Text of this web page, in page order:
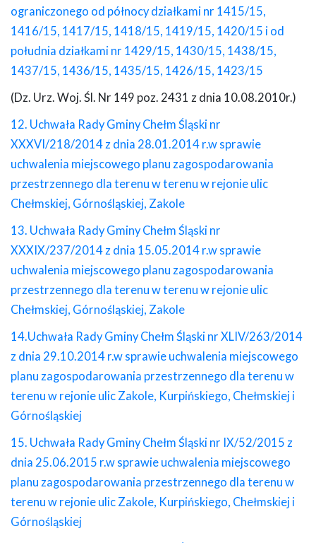
ograniczonego od północy działkami nr 1415/15,
1416/15, 1417/15, 1418/15, 1419/15, 1420/15 i od
południa działkami nr 1429/15, 1430/15, 1438/15,
1437/15, 1436/15, 1435/15, 1426/15, 1423/15
(Dz. Urz. Woj. Śl. Nr 149 poz. 2431 z dnia 10.08.2010r.)
12. Uchwała Rady Gminy Chełm Śląski nr
XXXVI/218/2014 z dnia 28.01.2014 r.w sprawie
uchwalenia miejscowego planu zagospodarowania
przestrzennego dla terenu w terenu w rejonie ulic
Chełmskiej, Górnośląskiej, Zakole
13. Uchwała Rady Gminy Chełm Śląski nr
XXXIX/237/2014 z dnia 15.05.2014 r.w sprawie
uchwalenia miejscowego planu zagospodarowania
przestrzennego dla terenu w terenu w rejonie ulic
Chełmskiej, Górnośląskiej, Zakole
14.Uchwała Rady Gminy Chełm Śląski nr XLIV/263/2014
z dnia 29.10.2014 r.w sprawie uchwalenia miejscowego
planu zagospodarowania przestrzennego dla terenu w
terenu w rejonie ulic Zakole, Kurpińskiego, Chełmskiej i
Górnośląskiej
15. Uchwała Rady Gminy Chełm Śląski nr IX/52/2015 z
dnia 25.06.2015 r.w sprawie uchwalenia miejscowego
planu zagospodarowania przestrzennego dla terenu w
terenu w rejonie ulic Zakole, Kurpińskiego, Chełmskiej i
Górnośląskiej